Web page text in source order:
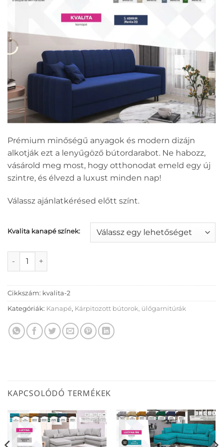
Prémium minőségű anyagok és modern dizájn
alkotják ezt a lenyűgöző bútordarabot. Ne habozz,
vásárold meg most, hogy otthonodat emeld egy új
szintre, és élvezd a luxust minden nap!
Válassz ajánlatkérésed előtt színt.
Kvalita kanapé színek:
Kvalita kanapé mennyiség
Cikkszám: kvalita-2
Kategóriák: Kanapé, Kárpitozott bútorok, ülőgarnitúrák
KAPCSOLÓDÓ TERMÉKEK